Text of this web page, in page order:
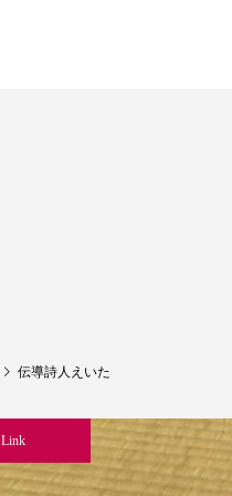
伝導詩人えいた
Link